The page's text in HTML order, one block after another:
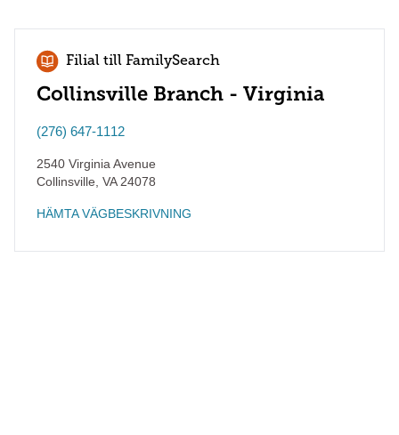
Filial till FamilySearch
Collinsville Branch - Virginia
(276) 647-1112
2540 Virginia Avenue
Collinsville VA24078
HÄMTA VÄGBESKRIVNING